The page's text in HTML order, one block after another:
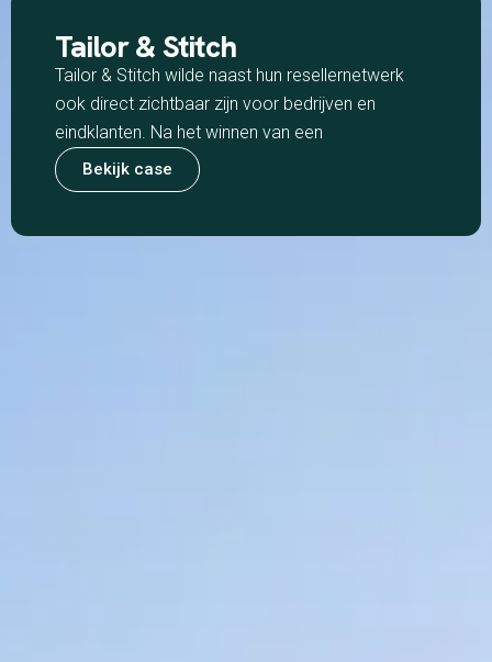
Tailor & Stitch
Tailor & Stitch wilde naast hun resellernetwerk
ook direct zichtbaar zijn voor bedrijven en
eindklanten. Na het winnen van een
Bekijk case